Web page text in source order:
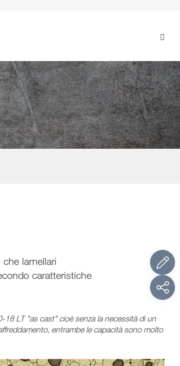
lamellari
caratteristiche
LT "as cast" cioè senza la necessità di un
entrambe le capacità sono molto